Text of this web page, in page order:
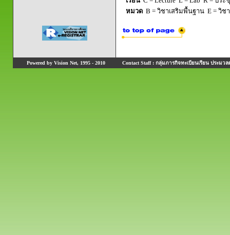
หมวด B = วิชาเสริมพื้นฐาน E = วิช
Powered by Vision Net, 1995 - 2010 Contact Staff : กลุ่มภารกิจทะเบียนเรียน ประมวล